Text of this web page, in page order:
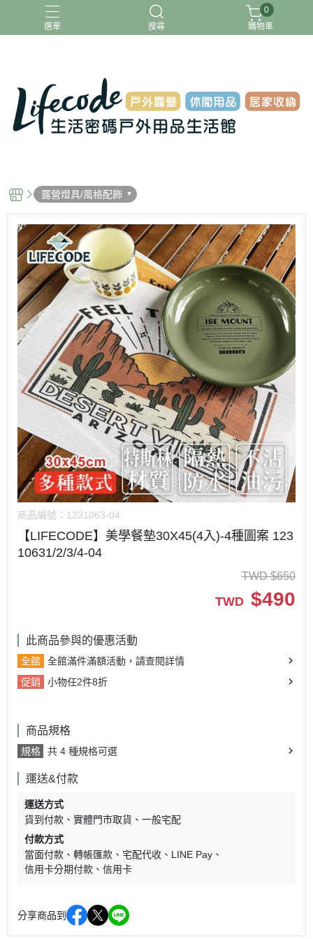
選單 搜尋
ADAMOUTDOOR G-PLUS INTEX
MOVELIFE
樂活不露
0
購物車
露營燈具/風格配飾
商品編號： 1231063-04
【LIFECODE】美學餐墊30X45(4入)-4種圖案 123
10631/2/3/4-04
TWD $650
TWD $490
此商品參與的優惠活動
全館
全館滿件滿額活動，請查閱詳情
促銷
小物任2件8折
商品規格
規格 共 4 種規格可選
運送&付款
運送方式
貨到付款
實體門市取貨
一般宅配
付款方式
當面付款
轉帳匯款 宅配代收
LINE Pay
信用卡分期付款
信用卡
分享商品到